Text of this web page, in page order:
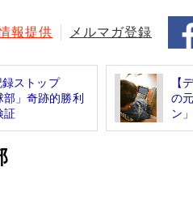
報提供 メルマガ登録
録ストップ
部」奇跡的勝利
証
【
の
ン